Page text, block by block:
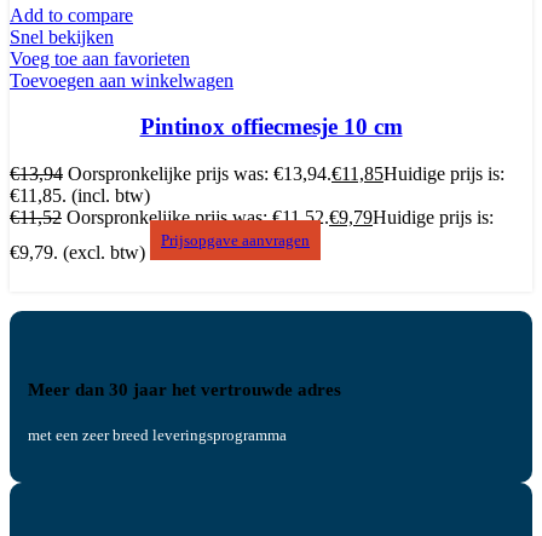
Add to compare
Snel bekijken
Voeg toe aan favorieten
Toevoegen aan winkelwagen
Pintinox offiecmesje 10 cm
€13,94 Oorspronkelijke prijs was: €13,94.€11,85Huidige prijs is:
€11,85. (incl. btw)
€11,52 Oorspronkelijke prijs was: €11,52.€9,79Huidige prijs is:
€9,79. (excl. btw)
Prijsopgave aanvragen
Meer dan 30 jaar het vertrouwde adres
met een zeer breed leveringsprogramma